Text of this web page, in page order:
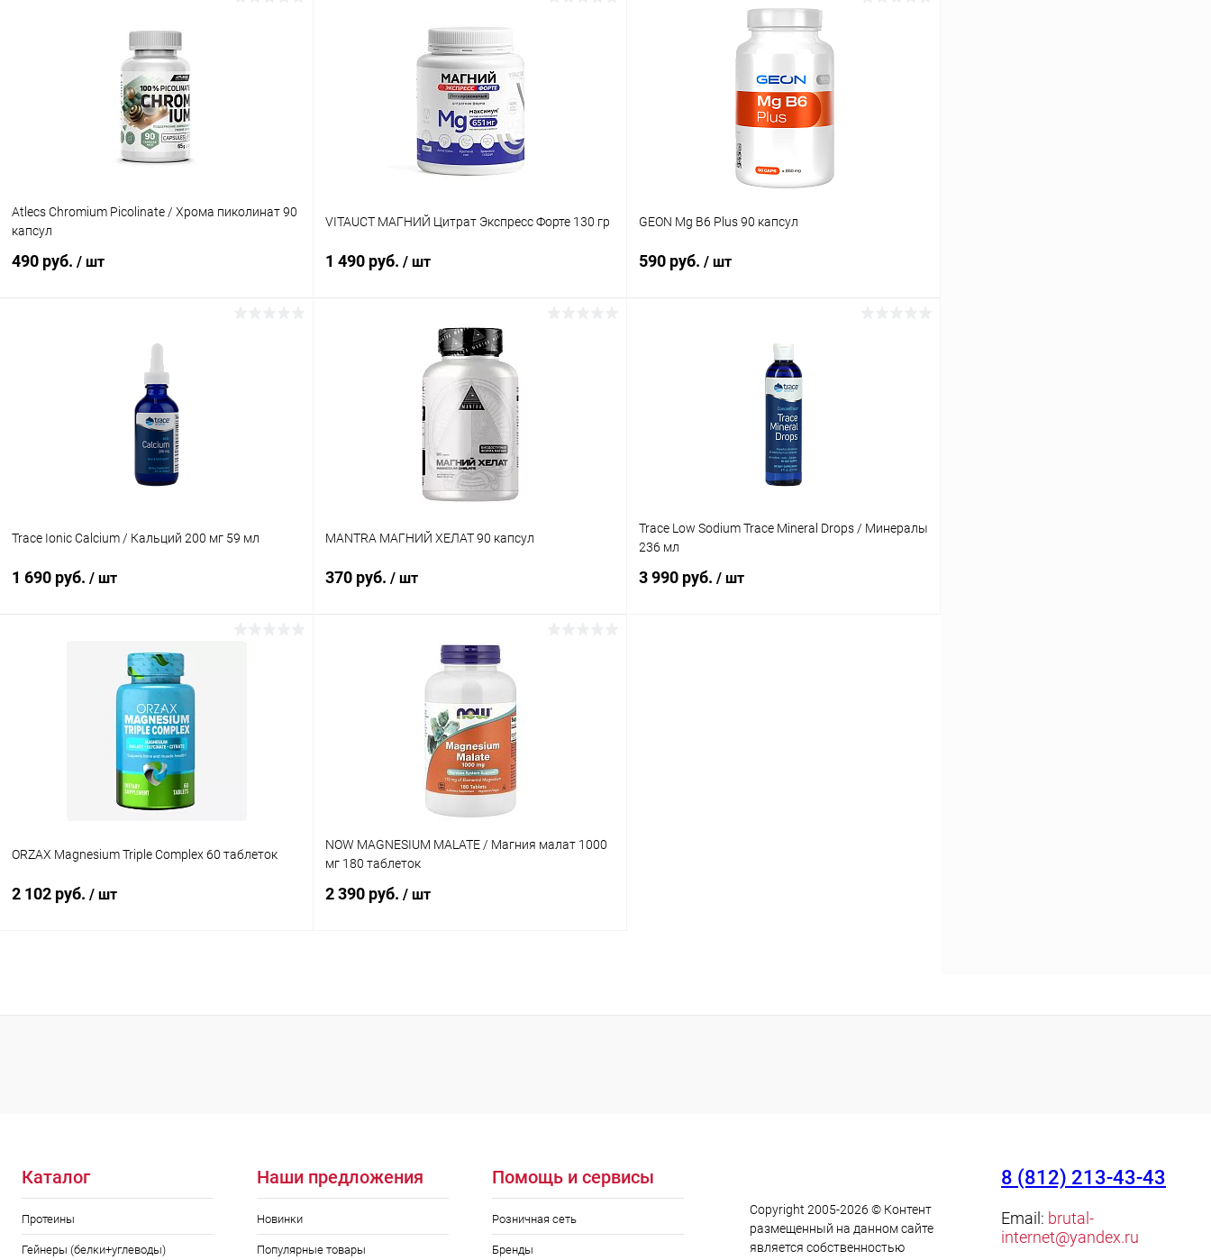
Atlecs Chromium Picolinate / Хрома пиколинат 90
капсул
490 руб. / шт
VITAUCT МАГНИЙ Цитрат Экспресс Форте 130 гр
1 490 руб. / шт
В корзину
Купить в 1 клик
В наличии
GEON Mg B6 Plus 90 капсул
590 руб. / шт
Trace Ionic Calcium / Кальций 200 мг 59 мл
1 690 руб. / шт
В корзину
MANTRA МАГНИЙ ХЕЛАТ 90 капсул
370 руб. / шт
В корзину
Купить в 1 клик Сравнение
В наличии
Trace Low Sodium Trace Mineral Drops / Минералы
236 мл
3 990 руб. / шт
ORZAX Magnesium Triple Complex 60 таблеток
2 102 руб. / шт
Купить в 1 клик Сравнение
NOW MAGNESIUM MALATE / Магния малат 1000
мг 180 таблеток
2 390 руб. / шт
Купить в 1 клик Сравнение
Каталог
Протеины
Гейнеры (белки+углеводы)
Наши предложения
Новинки
Популярные товары
Помощь и сервисы
Розничная сеть
Бренды
Copyright 2005-2026 © Контент
размещенный на данном сайте
является cобственностью
8 (812) 213-43-43
Email: brutal-
internet@yandex.ru